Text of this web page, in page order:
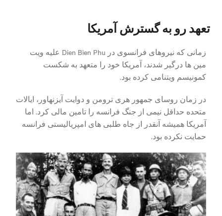
تعهد رو به گسترش آمریکا
زمانی که نیروهای فرانسوی در Dien Bien Phu علیه ویت
مین ها درگیر شدند، آمریکا خود را متعهد به شکست
کمونیسم ویتنامی کرده بود.
در زمان روسای جمهور هری ترومن و دوایت آیزنهاور، ایالات
متحده حداقل نیمی از جنگ فرانسه را تامین مالی کرد. اما
آمریکا همیشه آنقدر از جاه طلبی های امپریالیستی فرانسه
حمایت نکرده بود.